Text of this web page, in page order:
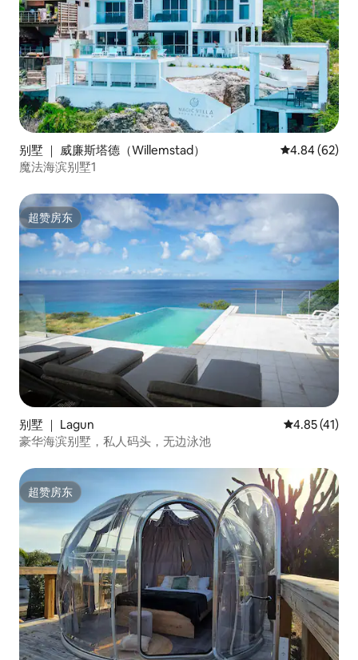
别墅 ｜ 威廉斯塔德（Willemstad） 平均评分 4.84
4.84 (62)
魔法海滨别墅1
超赞房东
超赞房东
别墅 ｜ Lagun 平均评分
4.85 (41)
豪华海滨别墅，私人码头，无边泳池
超赞房东
超赞房东